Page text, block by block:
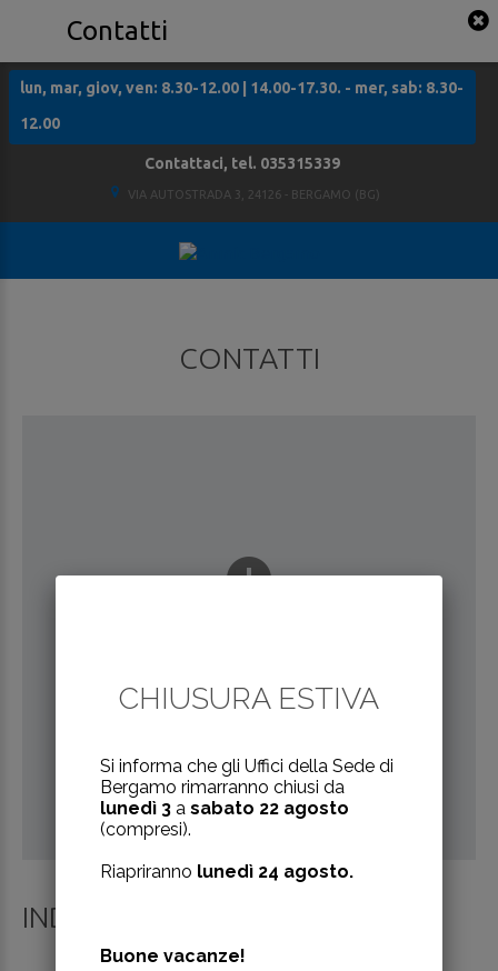
lun, mar, giov, ven: 8.30-12.00 | 14.00-17.30. - mer, sab: 8.30-
12.00
Contattaci, tel. 035315339
VIA AUTOSTRADA 3, 24126 - BERGAMO (BG)
CONTATTI
This page didn't load Google Maps correctly. See the
JavaScript console for technical details.
INDIRIZZO:
Contatti
CHIUSURA ESTIVA
Si informa che gli Uffici della Sede di
Bergamo rimarranno chiusi da
lunedì 3 a sabato 22 agosto
(compresi).
Riapriranno lunedì 24 agosto.
Buone vacanze!